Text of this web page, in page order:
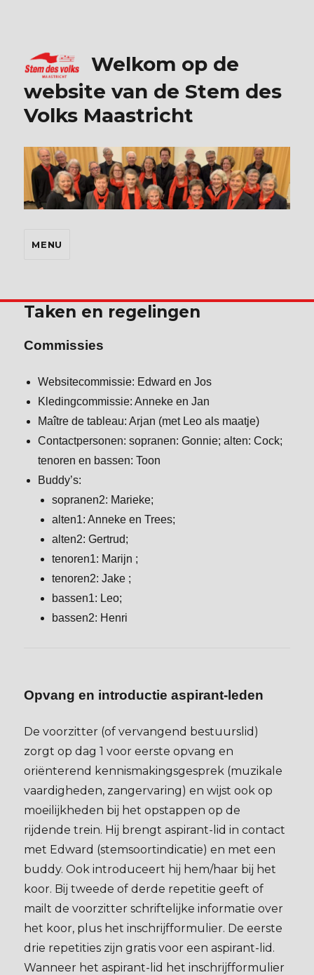
Welkom op de
website van de Stem des
Volks Maastricht
MENU
Taken en regelingen
Commissies
Websitecommissie: Edward en Jos
Kledingcommissie: Anneke en Jan
Maître de tableau: Arjan (met Leo als maatje)
Contactpersonen: sopranen: Gonnie; alten: Cock;
tenoren en bassen: Toon
Buddy’s:
sopranen2: Marieke;
alten1: Anneke en Trees;
alten2: Gertrud;
tenoren1: Marijn ;
tenoren2: Jake ;
bassen1: Leo;
bassen2: Henri
Opvang en introductie aspirant-leden
De voorzitter (of vervangend bestuurslid)
zorgt op dag 1 voor eerste opvang en
oriënterend kennismakingsgesprek (muzikale
vaardigheden, zangervaring) en wijst ook op
moeilijkheden bij het opstappen op de
rijdende trein. Hij brengt aspirant-lid in contact
met Edward (stemsoortindicatie) en met een
buddy. Ook introduceert hij hem/haar bij het
koor. Bij tweede of derde repetitie geeft of
mailt de voorzitter schriftelijke informatie over
het koor, plus het inschrijfformulier. De eerste
drie repetities zijn gratis voor een aspirant-lid.
Wanneer het aspirant-lid het inschrijfformulier